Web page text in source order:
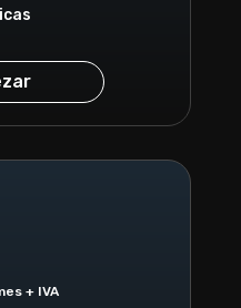
+ IVA